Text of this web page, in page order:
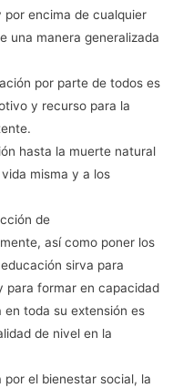
encima de cualquier
una manera generalizada
por parte de todos es
y recurso para la
hasta la muerte natural
misma y a los
de
así como poner los
sirva para
para formar en capacidad
toda su extensión es
de nivel en la
el bienestar social, la